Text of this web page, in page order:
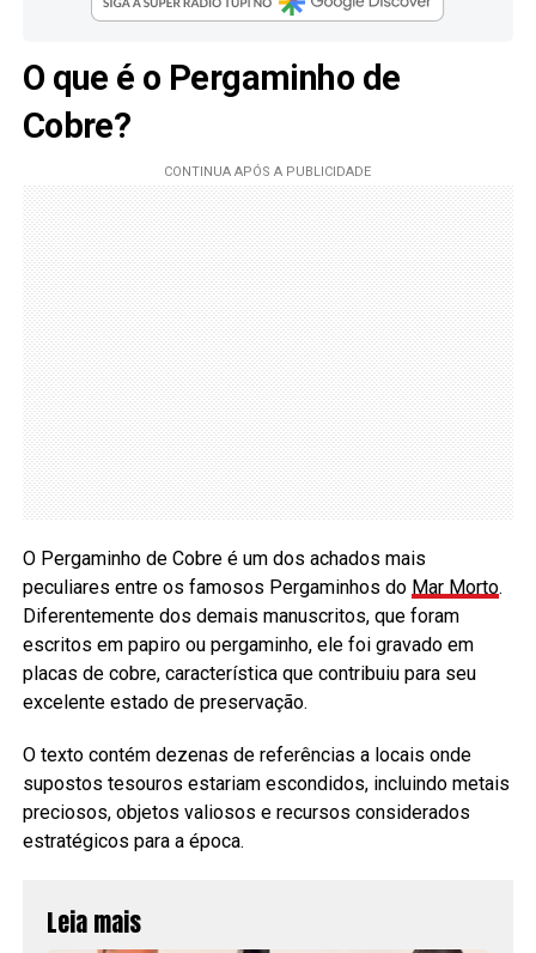
O que é o Pergaminho de
Cobre?
O Pergaminho de Cobre é um dos achados mais
peculiares entre os famosos Pergaminhos do Mar Morto.
Diferentemente dos demais manuscritos, que foram
escritos em papiro ou pergaminho, ele foi gravado em
placas de cobre, característica que contribuiu para seu
excelente estado de preservação.
O texto contém dezenas de referências a locais onde
supostos tesouros estariam escondidos, incluindo metais
preciosos, objetos valiosos e recursos considerados
estratégicos para a época.
Leia mais